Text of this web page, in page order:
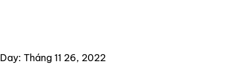
dung
Day: Tháng 11 26, 2022